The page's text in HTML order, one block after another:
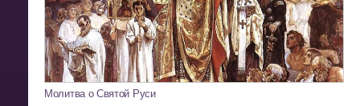
Молитва о Святой Руси